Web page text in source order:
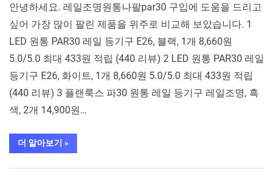
안녕하세요. 레일조명원통나팔par30 구입에 도움을 드리고
싶어 가장 많이 팔린 제품을 위주로 비교해 보았습니다. 1
LED 원통 PAR30 레일 등기구 E26, 블랙, 1개 8,660원
5.0/5.0 최대 433원 적립 (440 리뷰) 2 LED 원통 PAR30 레일
등기구 E26, 화이트, 1개 8,660원 5.0/5.0 최대 433원 적립
(440 리뷰) 3 플랜룩스 파30 원통 레일 등기구 레일조명, 흑
색, 2개 14,900원…
더 알아보기
“평
은
»